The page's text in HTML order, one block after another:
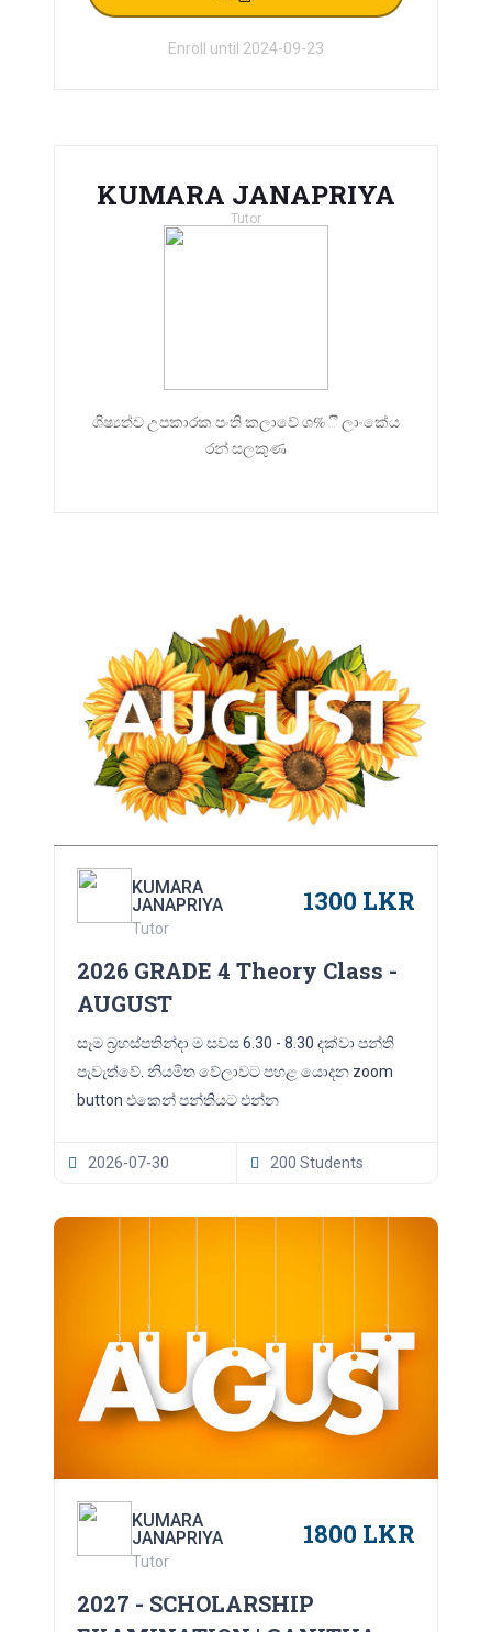
Enroll until 2024-09-23
KUMARA JANAPRIYA
Tutor
ශිෂ්‍යත්ව උපකාරක පංති කලාවේ ශ%ී ලාංකේය
රන් සලකුණ
KUMARA
JANAPRIYA
Tutor
1300 LKR
2026 GRADE 4 Theory Class -
AUGUST
සෑම බ්‍රහස්පතින්දා ම සවස 6.30 - 8.30 දක්වා පන්ති
පැවැත්වේ. නියමිත වේලාවට පහළ යොදන zoom
button එකෙන් පන්තියට එන්න
2026-07-30 200 Students
KUMARA
JANAPRIYA
Tutor
1800 LKR
2027 - SCHOLARSHIP